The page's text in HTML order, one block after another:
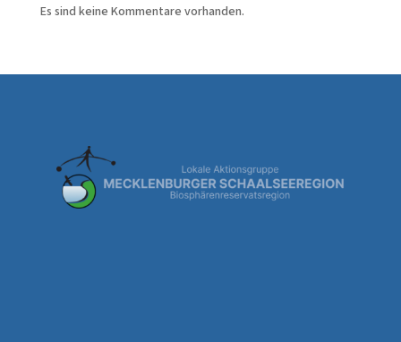
Es sind keine Kommentare vorhanden.